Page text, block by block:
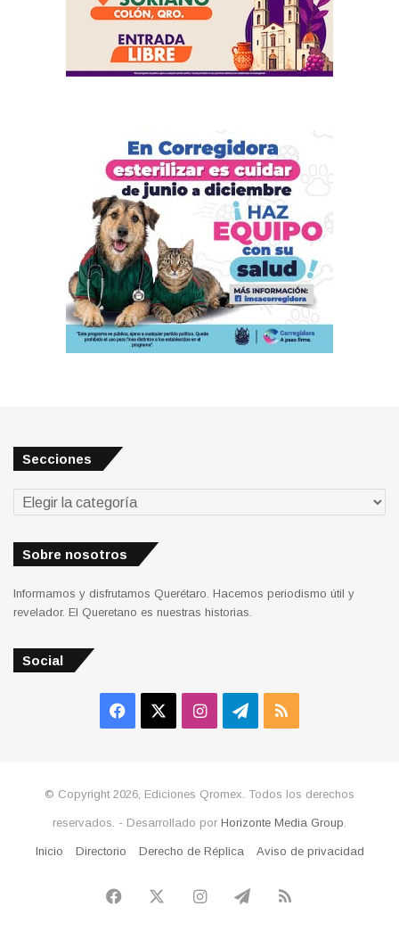
Secciones
Secciones
Sobre nosotros
Informamos y disfrutamos Querétaro. Hacemos periodismo útil y
revelador. El Queretano es nuestras historias.
Social
Facebook InstagramTelegram
RSS
© Copyright 2026, Ediciones Qromex. Todos los derechos
reservados. - Desarrollado por Horizonte Media Group.
Inicio Directorio Derecho de Réplica Aviso de privacidad
Facebook InstagramTelegram
RSS